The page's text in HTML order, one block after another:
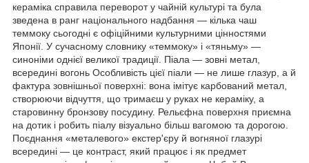
кераміка справила переворот у чайній культурі та була
зведена в ранг національного надбання — кілька чаш
теммоку сьогодні є офіційними культурними цінностями
Японії. У сучасному словнику «теммоку» і «тяньму» —
синоніми однієї великої традиції. Піала — зовні метал,
всередині вогонь Особливість цієї піали — не лише глазур, а й
фактура зовнішньої поверхні: вона імітує карбований метал,
створюючи відчуття, що тримаєш у руках не кераміку, а
старовинну бронзову посудину. Рельєфна поверхня приємна
на дотик і робить піалу візуально більш вагомою та дорогою.
Поєднання «металевого» екстер'єру й вогняної глазурі
всередині — це контраст, який працює і як предмет